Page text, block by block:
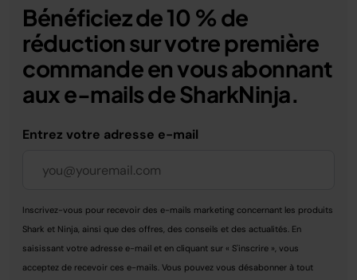
Bénéficiez de 10 % de
réduction sur votre première
commande en vous abonnant
aux e-mails de SharkNinja.
Entrez votre adresse e-mail
Inscrivez-vous pour recevoir des e-mails marketing concernant les produits
Shark et Ninja, ainsi que des offres, des conseils et des actualités. En
saisissant votre adresse e-mail et en cliquant sur « S'inscrire », vous
acceptez de recevoir ces e-mails. Vous pouvez vous désabonner à tout